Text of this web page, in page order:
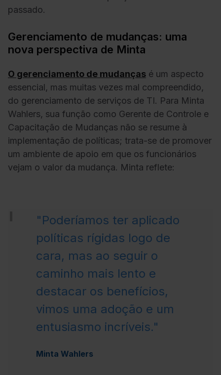
passado.
Gerenciamento de mudanças: uma
nova perspectiva de Minta
O gerenciamento de mudanças é um aspecto
essencial, mas muitas vezes mal compreendido,
do gerenciamento de serviços de TI. Para Minta
Wahlers, sua função como Gerente de Controle e
Capacitação de Mudanças não se resume à
implementação de políticas; trata-se de promover
um ambiente de apoio em que os funcionários
vejam o valor da mudança. Minta reflete:
"Poderíamos ter aplicado
políticas rígidas logo de
cara, mas ao seguir o
caminho mais lento e
destacar os benefícios,
vimos uma adoção e um
entusiasmo incríveis."
Minta Wahlers